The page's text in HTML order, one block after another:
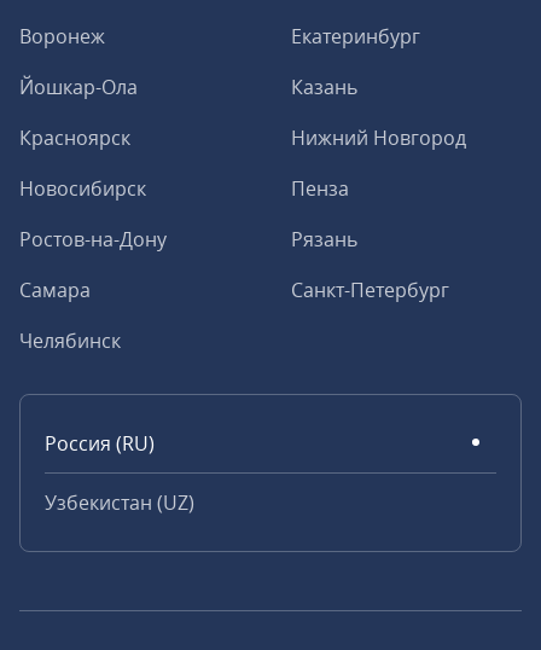
Воронеж
Екатеринбург
Йошкар-Ола
Казань
Красноярск
Нижний Новгород
Новосибирск
Пенза
Ростов-на-Дону
Рязань
Самара
Санкт-Петербург
Челябинск
Россия (RU)
Узбекистан (UZ)